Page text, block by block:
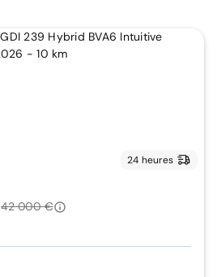
24 heures
42 000 €